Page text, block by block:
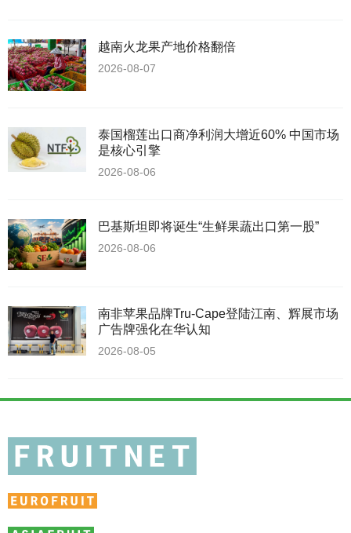
越南火龙果产地价格翻倍
2026-08-07
泰国榴莲出口商净利润大增近60% 中国市场
是核心引擎
2026-08-06
巴基斯坦即将诞生“生鲜果蔬出口第一股”
2026-08-06
南非苹果品牌Tru-Cape登陆江南、辉展市场
广告牌强化在华认知
2026-08-05